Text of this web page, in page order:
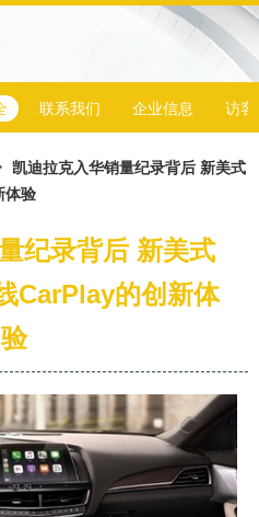
联系我们 企业信息 访客
凯迪拉克入华销量纪录背后 新美式
体验
纪录背后 新美式
CarPlay的创新体
验